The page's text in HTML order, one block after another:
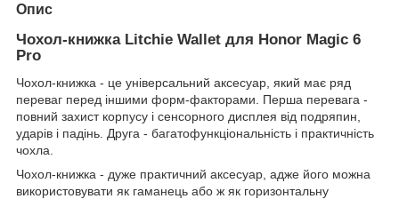
Опис
Чохол-книжка Litchie Wallet для Honor Magic 6
Pro
Чохол-книжка - це універсальний аксесуар, який має ряд
переваг перед іншими форм-факторами. Перша перевага -
повний захист корпусу і сенсорного дисплея від подряпин,
ударів і падінь. Друга - багатофункціональність і практичність
чохла.
Чохол-книжка - дуже практичний аксесуар, адже його можна
використовувати як гаманець або ж як горизонтальну